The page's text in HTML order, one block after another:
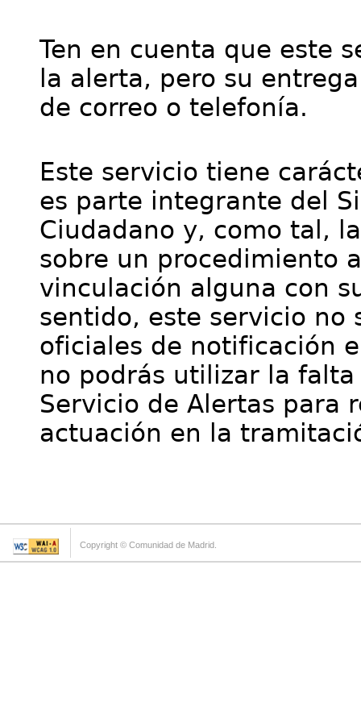
Ten en cuenta que este
la alerta, pero su
de correo o telefonía.
Este servicio tiene
es parte integrante del
Ciudadano y, como tal,
sobre un procedimiento
vinculación alguna con
sentido, este servicio no
oficiales de notificación
no podrás utilizar la
Servicio de Alertas para
actuación en la
Copyright © Comunidad de Madrid.